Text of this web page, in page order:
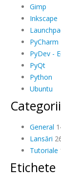
Gimp
Inkscape
PyCharm
PyDev -
PyQt
Python
Ubuntu
Categorii
General
Lansări
Tutoriale
Etichete